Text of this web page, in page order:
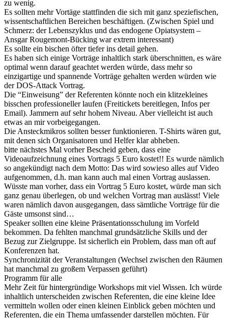
zu wenig.
Es sollten mehr Vortäge stattfinden die sich mit ganz speziefischen,
wissentschaftlichen Bereichen beschäftigen. (Zwischen Spiel und
Schmerz: der Lebenszyklus und das endogene Opiatsystem –
Ansgar Rougemont-Bücking war extrem interessant)
Es sollte ein bischen öfter tiefer ins detail gehen.
Es haben sich einige Vorträge inhaltlich stark überschnitten, es wäre
optimal wenn darauf geachtet werden würde, dass mehr so
einzigartige und spannende Vorträge gehalten werden würden wie
der DOS-Attack Vortrag.
Die “Einweisung” der Referenten könnte noch ein klitzekleines
bisschen professioneller laufen (Freitickets bereitlegen, Infos per
Email). Jammern auf sehr hohem Niveau. Aber vielleicht ist auch
etwas an mir vorbeigegangen.
Die Ansteckmikros sollten besser funktionieren. T-Shirts wären gut,
mit denen sich Organisatoren und Helfer klar abheben.
bitte nächstes Mal vorher Bescheid geben, dass eine
Videoaufzeichnung eines Vortrags 5 Euro kostet!! Es wurde nämlich
so angekündigt nach dem Motto: Das wird sowieso alles auf Video
aufgenommen, d.h. man kann auch mal einen Vortrag auslassen.
Wüsste man vorher, dass ein Vortrag 5 Euro kostet, würde man sich
ganz genau überlegen, ob und welchen Vortrag man auslässt! Viele
waren nämlich davon ausgegangen, dass sämtliche Vorträge für die
Gäste umsonst sind…
Speaker sollten eine kleine Präsentationsschulung im Vorfeld
bekommen. Da fehlten manchmal grundsätzliche Skills und der
Bezug zur Zielgruppe. Ist sicherlich ein Problem, dass man oft auf
Konferenzen hat.
Synchronizität der Veranstaltungen (Wechsel zwischen den Räumen
hat manchmal zu großem Verpassen geführt)
Programm für alle
Mehr Zeit für hintergründige Workshops mit viel Wissen. Ich würde
inhaltlich unterscheiden zwischen Referenten, die eine kleine Idee
vermitteln wollen oder einen kleinen Einblick geben möchten und
Referenten, die ein Thema umfassender darstellen möchten. Für